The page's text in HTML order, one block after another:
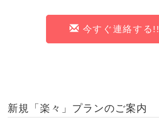
今すぐ連絡する!!
新規「楽々」プランのご案内